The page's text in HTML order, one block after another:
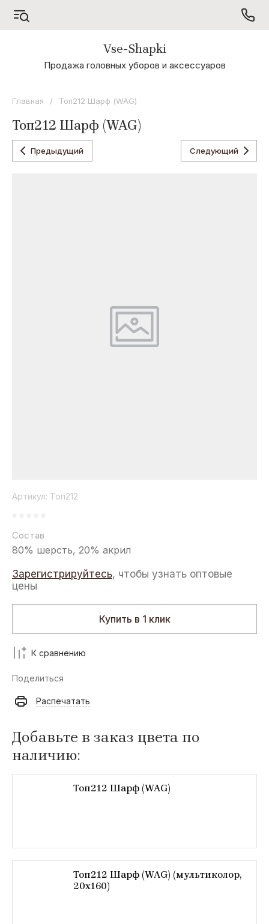
А - Я
Odyssey
Коллекция
Oxygon
Коллекция
Flamenco
Vse-Shapki
Продажа головных уборов и аксессуаров
Главная / Топ212 Шарф (WAG)
Топ212 Шарф (WAG)
Предыдущий Следующий
Артикул: Топ212
Состав
80% шерсть, 20% акрил
Зарегистрируйтесь, чтобы узнать оптовые
цены
Купить в 1 клик
К сравнению
Поделиться
Распечатать
Добавьте в заказ цвета по
наличию:
Топ212 Шарф (WAG)
Топ212 Шарф (WAG) (мультиколор,
20x160)